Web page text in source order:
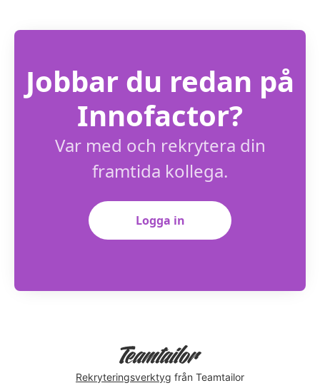
Jobbar du redan på
Innofactor?
Var med och rekrytera din
framtida kollega.
Logga in
Rekryteringsverktyg från Teamtailor